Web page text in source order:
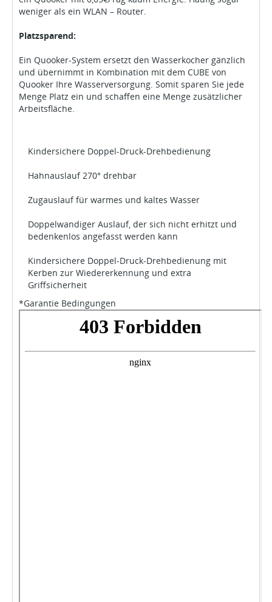
weniger als ein WLAN – Router.
Platzsparend:
Ein Quooker-System ersetzt den Wasserkocher gänzlich
und übernimmt in Kombination mit dem CUBE von
Quooker Ihre Wasserversorgung. Somit sparen Sie jede
Menge Platz ein und schaffen eine Menge zusätzlicher
Arbeitsfläche.
Kindersichere Doppel-Druck-Drehbedienung
Hahnauslauf 270° drehbar
Zugauslauf für warmes und kaltes Wasser
Doppelwandiger Auslauf, der sich nicht erhitzt und
bedenkenlos angefasst werden kann
Kindersichere Doppel-Druck-Drehbedienung mit
Kerben zur Wiedererkennung und extra
Griffsicherheit
*Garantie Bedingungen